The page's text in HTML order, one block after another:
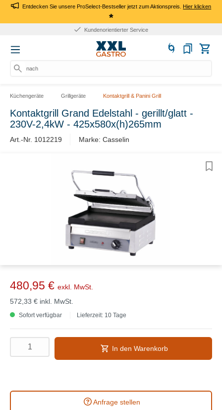
Entdecken Sie unsere ProSelect-Bestseller jetzt zum Aktionspreis.Hier klicken
*
Kundenorientierter Service
nach P
Küchengeräte Grillgeräte Kontaktgrill & Panini Grill
Kontaktgrill Grand Edelstahl - gerillt/glatt -
230V-2,4kW - 425x580x(h)265mm
Art.-Nr. 1012219 Marke: Casselin
480,95 € exkl. MwSt.
572,33 € inkl. MwSt.
Sofort verfügbar Lieferzeit: 10 Tage
In den Warenkorb
Anfrage stellen